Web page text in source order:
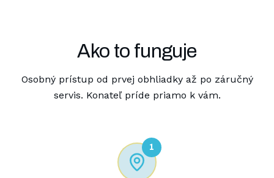
Ako to funguje
Osobný prístup od prvej obhliadky až po záručný
servis. Konateľ príde priamo k vám.
1